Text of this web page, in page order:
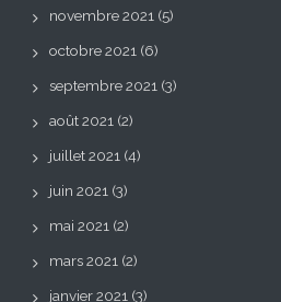
novembre 2021 (5)
octobre 2021 (6)
septembre 2021 (3)
août 2021 (2)
juillet 2021 (4)
juin 2021 (3)
mai 2021 (2)
mars 2021 (2)
janvier 2021 (3)